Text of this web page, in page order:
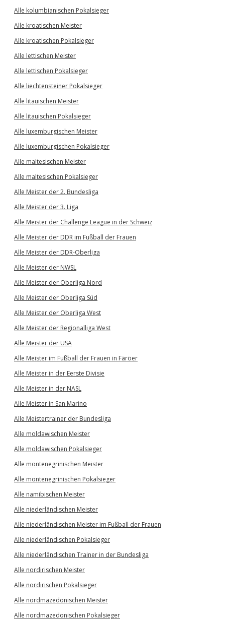
Alle kolumbianischen Pokalsieger
Alle kroatischen Meister
Alle kroatischen Pokalsieger
Alle lettischen Meister
Alle lettischen Pokalsieger
Alle liechtensteiner Pokalsieger
Alle litauischen Meister
Alle litauischen Pokalsieger
Alle luxemburgischen Meister
Alle luxemburgischen Pokalsieger
Alle maltesischen Meister
Alle maltesischen Pokalsieger
Alle Meister der 2. Bundesliga
Alle Meister der 3. Liga
Alle Meister der Challenge League in der Schweiz
Alle Meister der DDR im Fußball der Frauen
Alle Meister der DDR-Oberliga
Alle Meister der NWSL
Alle Meister der Oberliga Nord
Alle Meister der Oberliga Süd
Alle Meister der Oberliga West
Alle Meister der Regionalliga West
Alle Meister der USA
Alle Meister im Fußball der Frauen in Färöer
Alle Meister in der Eerste Divisie
Alle Meister in der NASL
Alle Meister in San Marino
Alle Meistertrainer der Bundesliga
Alle moldawischen Meister
Alle moldawischen Pokalsieger
Alle montenegrinischen Meister
Alle montenegrinischen Pokalsieger
Alle namibischen Meister
Alle niederländischen Meister
Alle niederländischen Meister im Fußball der Frauen
Alle niederländischen Pokalsieger
Alle niederländischen Trainer in der Bundesliga
Alle nordirischen Meister
Alle nordirischen Pokalsieger
Alle nordmazedonischen Meister
Alle nordmazedonischen Pokalsieger